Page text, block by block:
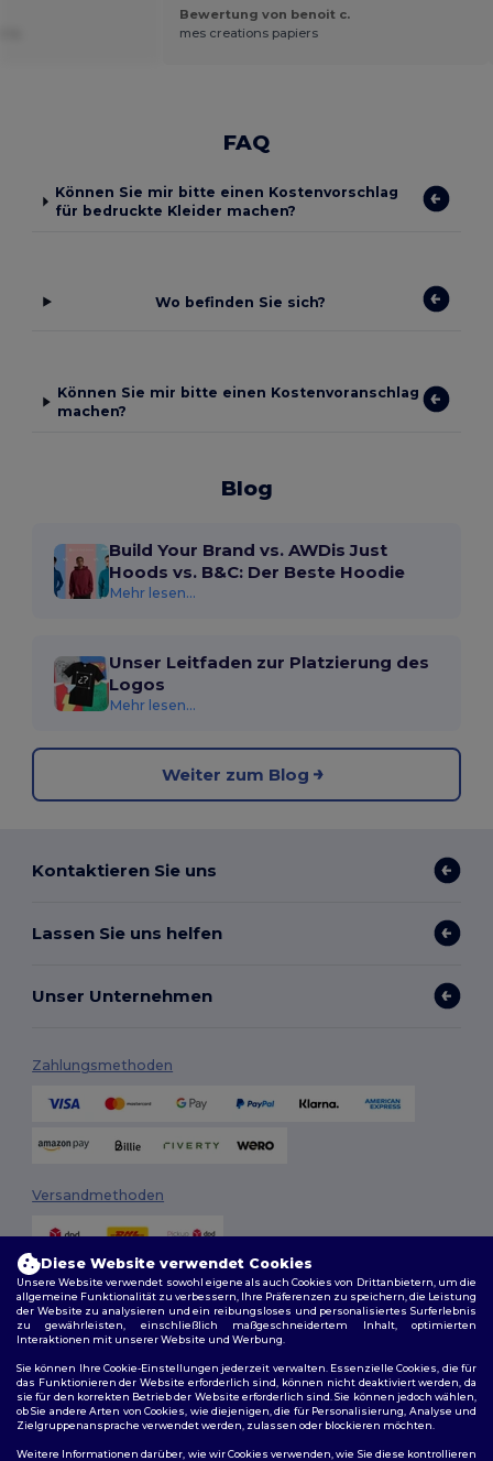
Bewertung von benoit c.
mes creations papiers
FAQ
Können Sie mir bitte einen Kostenvorschlag
für bedruckte Kleider machen?
Wo befinden Sie sich?
Können Sie mir bitte einen Kostenvoranschlag
machen?
Blog
Build Your Brand vs. AWDis Just
Hoods vs. B&C: Der Beste Hoodie
Mehr lesen...
Unser Leitfaden zur Platzierung des
Logos
Mehr lesen...
Weiter zum Blog
Kontaktieren Sie uns
Lassen Sie uns helfen
Unser Unternehmen
Zahlungsmethoden
Versandmethoden
Diese Website verwendet Cookies
Unsere Website verwendet sowohl eigene als auch Cookies von Drittanbietern, um die
allgemeine Funktionalität zu verbessern, Ihre Präferenzen zu speichern, die Leistung
der Website zu analysieren und ein reibungsloses und personalisiertes Surferlebnis
zu gewährleisten, einschließlich maßgeschneidertem Inhalt, optimierten
Interaktionen mit unserer Website und Werbung.
Sie können Ihre Cookie-Einstellungen jederzeit verwalten. Essenzielle Cookies, die für
das Funktionieren der Website erforderlich sind, können nicht deaktiviert werden, da
sie für den korrekten Betrieb der Website erforderlich sind. Sie können jedoch wählen,
ob Sie andere Arten von Cookies, wie diejenigen, die für Personalisierung, Analyse und
Zielgruppenansprache verwendet werden, zulassen oder blockieren möchten.
Weitere Informationen darüber, wie wir Cookies verwenden, wie Sie diese kontrollieren